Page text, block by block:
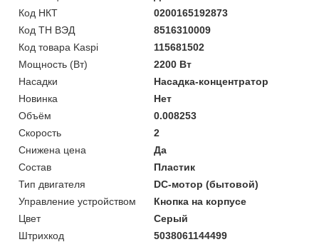
Код НКТ
0200165192873
Код ТН ВЭД
8516310009
Код товара Kaspi
115681502
Мощность (Bт)
2200 Вт
Насадки
Насадка-концентратор
Новинка
Нет
Объём
0.008253
Скорость
2
Снижена цена
Да
Состав
Пластик
Тип двигателя
DC-мотор (бытовой)
Управление устройством
Кнопка на корпусе
Цвет
Серый
Штрихкод
5038061144499